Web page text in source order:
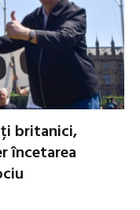
britanici,
încetarea